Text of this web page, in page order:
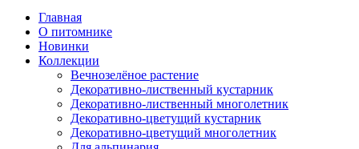
Главная
О питомнике
Новинки
Коллекции
Вечнозелёное растение
Декоративно-лиственный кустарник
Декоративно-лиственный многолетник
Декоративно-цветущий кустарник
Декоративно-цветущий многолетник